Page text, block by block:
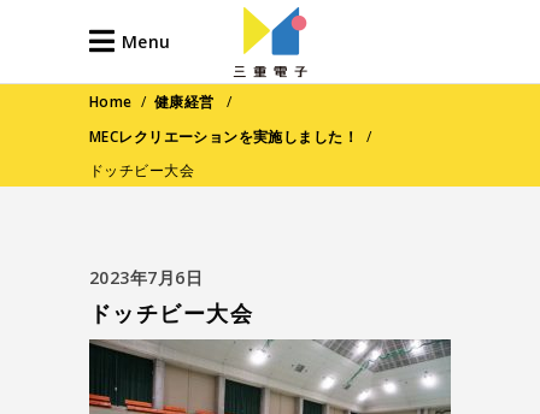
Menu
Home / 健康経営
/
MECレクリエーションを実施しました！
/
ドッチビー大会
2023年7月6日
ドッチビー大会